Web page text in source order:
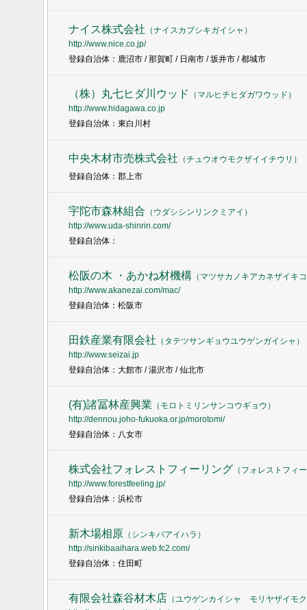
ナイス株式会社 （ナイスカブシキガイシャ ）
http://www.nice.co.jp/
登録自治体：鹿沼市 / 那賀町 / 日南市 / 坂井市 / 都城市
（株）丸七ヒダ川ウッド （ マルヒチヒダガワウッド ）
http://www.hidagawa.co.jp
登録自治体：東白川村
中央木材市売株式会社 （チュウオウモクザイイチウリ ）
登録自治体：郡上市
宇陀市森林組合 （ ウダシシンリンクミアイ ）
http://www.uda-shinrin.com/
登録自治体：
松阪の木 ・あかね材機構（ マツサカノキアカネザイキ
http://www.akanezai.com/mac/
登録自治体：松阪市
田鉄産業有限会社 （ タテツサンギョウユウゲンガイシャ ）
http://www.seizai.jp
登録自治体：大館市 / 湯沢市 / 仙北市
(有)諸冨林産興業 （ モロトミリンサンコウギョウ ）
http://dennou.joho-fukuoka.or.jp/morotomi/
登録自治体：八女市
株式会社フォレストフィーリング （ フォレストフィ
http://www.forestfeeling.jp/
登録自治体：浜松市
新木場相原 （ シンキバアイハラ ）
http://sinkibaaihara.web.fc2.com/
登録自治体：住田町
有限会社森谷材木店 （ユウゲンカイシャ モリヤザイモ